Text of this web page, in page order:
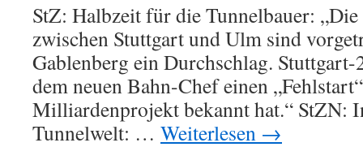
StZ: Halbzeit für die Tunnelbauer:
zwischen Stuttgart und Ulm sind
Gablenberg ein Durchschlag.
dem neuen Bahn-Chef einen
Milliardenprojekt bekannt hat.“ StZN:
Tunnelwelt: … Weiterlesen →